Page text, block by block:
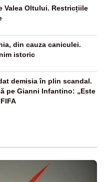
Valea Oltului. Restricțiile
din cauza caniculei.
istoric
demisia în plin scandal.
pe Gianni Infantino: „Este